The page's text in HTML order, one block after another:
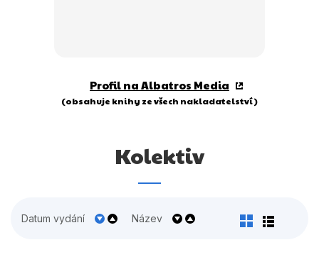
Profil na Albatros Media
(obsahuje knihy ze všech nakladatelství)
Kolektiv
Datum vydání Název